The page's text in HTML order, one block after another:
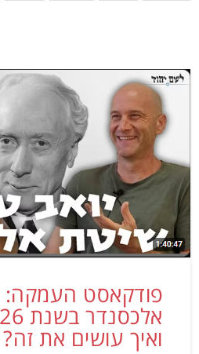
פודקאסט
ואיך עושים את זה?